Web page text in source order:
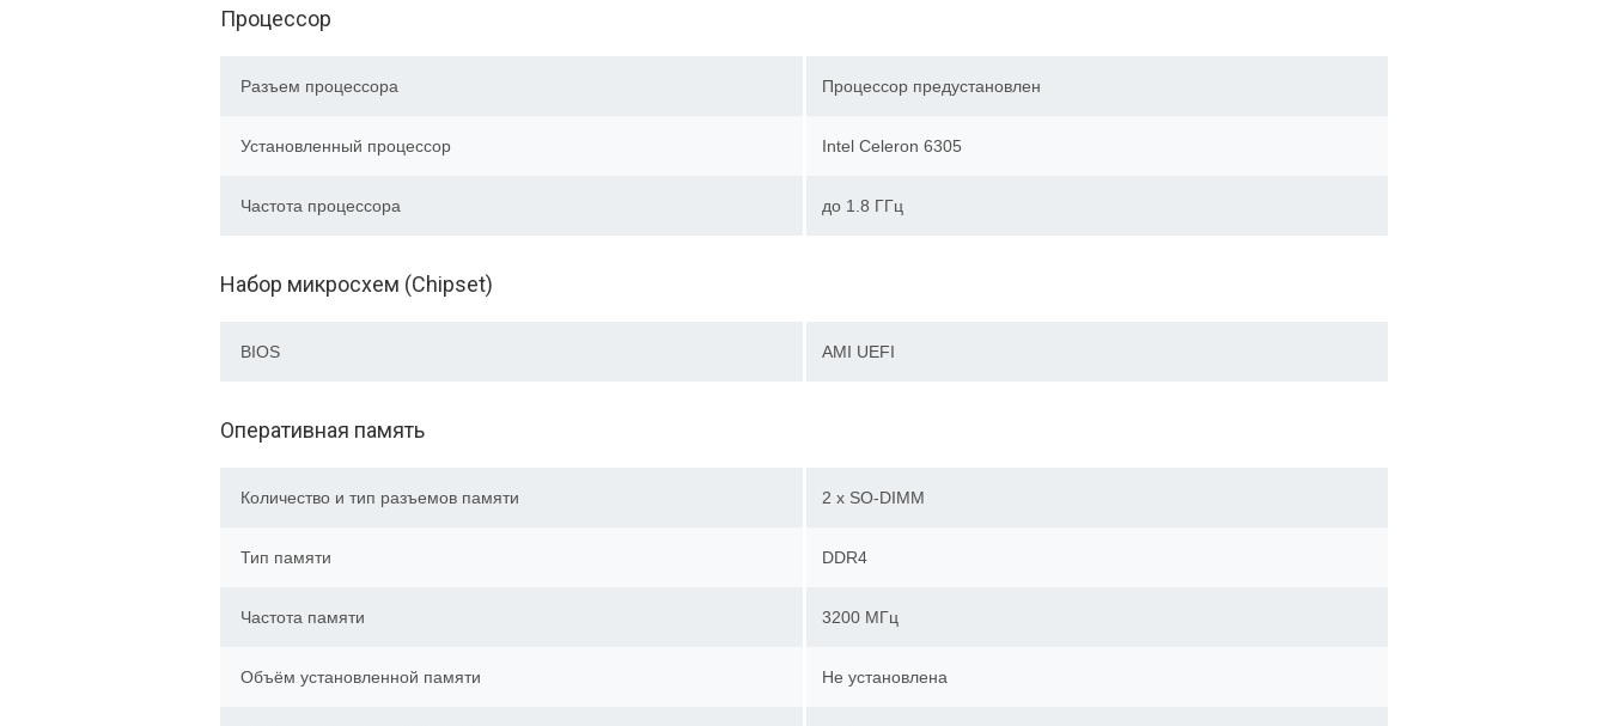
Процессор
Разъем процессора Процессор предустановлен
Установленный процессор Intel Celeron 6305
Частота процессора до 1.8 ГГц
Набор микросхем (Chipset)
BIOS AMI UEFI
Оперативная память
Количество и тип разъемов памяти 2 x SO-DIMM
Тип памяти DDR4
Частота памяти 3200 МГц
Объём установленной памяти Не установлена